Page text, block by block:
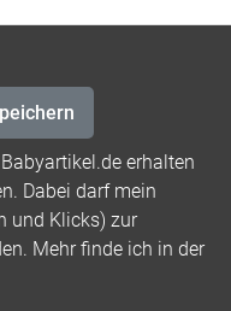
erhalten
Dabei darf mein
und Klicks) zur
Mehr finde ich in der